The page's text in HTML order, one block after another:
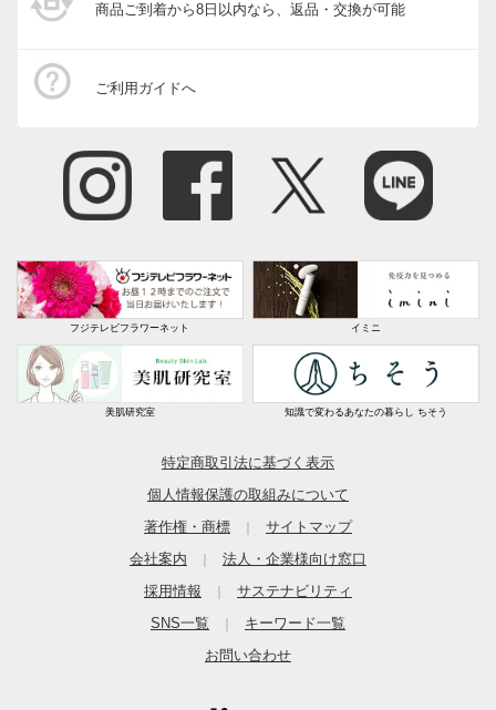
商品ご到着から8日以内なら、返品・交換が可能
ご利用ガイドへ
フジテレビフラワーネット イミニ
美肌研究室 知識で変わるあなたの暮らし ちそう
特定商取引法に基づく表示
個人情報保護の取組みについて
著作権・商標
サイトマップ
会社案内
法人・企業様向け窓口
採用情報
サステナビリティ
SNS一覧
キーワード一覧
お問い合わせ